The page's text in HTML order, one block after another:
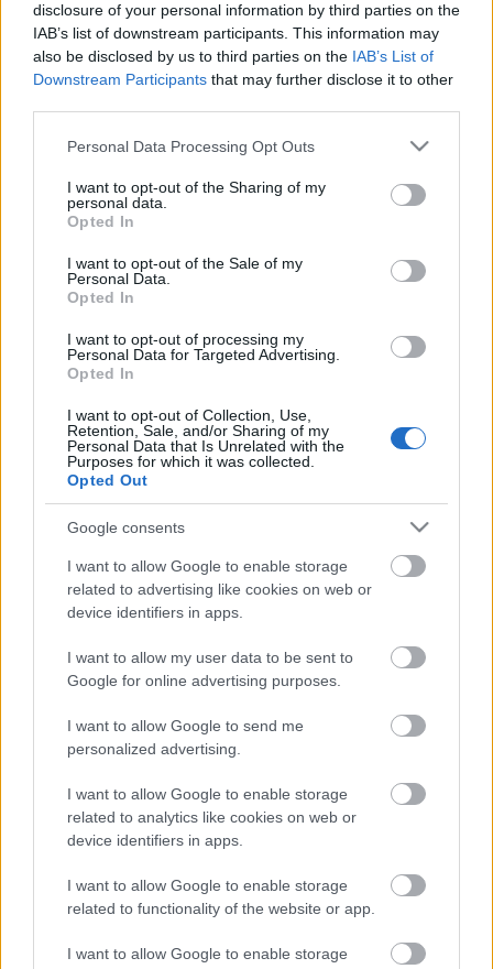
disclosure of your personal information by third parties on the
IAB’s list of downstream participants. This information may
also be disclosed by us to third parties on the IAB’s List of
Downstream Participants that may further disclose it to other
Please note that this website/app uses one or more Google
not limited to your visit or usage behaviour. You may click to
grant or deny consent to Google and its third-party tags to
use your data for below specified purposes in below Google
consent section.
Personal Data Processing Opt Outs
I want to opt-out of the Sharing of my
personal data.
Opted In
I want to opt-out of the Sale of my
Personal Data.
Opted In
I want to opt-out of processing my
Personal Data for Targeted Advertising.
Opted In
I want to opt-out of Collection, Use,
Retention, Sale, and/or Sharing of my
Personal Data that Is Unrelated with the
Purposes for which it was collected.
Opted Out
Google consents
I want to allow Google to enable storage
related to advertising like cookies on web or
device identifiers in apps.
I want to allow my user data to be sent to
Google for online advertising purposes.
I want to allow Google to send me
personalized advertising.
I want to allow Google to enable storage
related to analytics like cookies on web or
device identifiers in apps.
I want to allow Google to enable storage
related to functionality of the website or app.
I want to allow Google to enable storage
Fotó: National Archives and Records
Administration
Képző Keretező
„NEM TÖBB EZER EMBERRE UTAZUNK, HANEM
EGY VÁLOGATOTT TÁRSASÁGRA”
A bejegyzés trackback címe:
Kommentek:
A hozzászólások avonatkozó jogszabályok
nem vállal, azokat nem ellenőrzi. Kifogás esetén forduljon a blog szerkesztőjéhez.
Részletek aFelhasználási feltételekbenés azadatvédelmi tájékoztatóban